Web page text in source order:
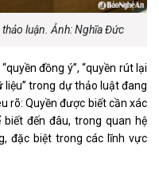
luận. Ảnh: Nghĩa Đức
đồng ý”, “quyền rút lại
liệu” trong dự thảo luật đang
rõ: Quyền được biết cần xác
đến đâu, trong quan hệ
đặc biệt trong các lĩnh vực